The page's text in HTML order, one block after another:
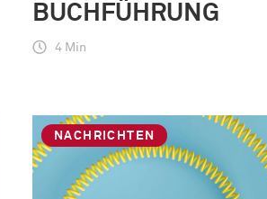
BUCHFÜHRUNG
4 Min
NACHRICHTEN